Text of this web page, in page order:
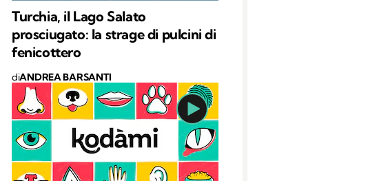
Turchia, il Lago Salato
prosciugato: la strage di pulcini di
fenicottero
diANDREA BARSANTI